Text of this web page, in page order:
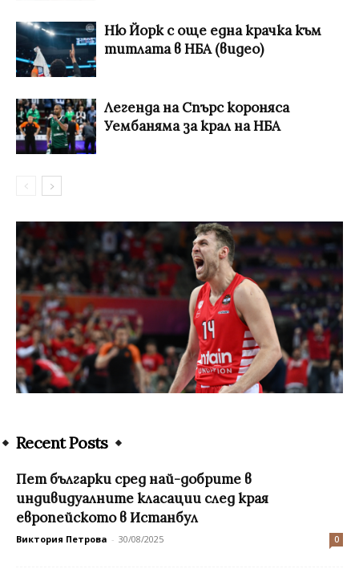
Ню Йорк с още една крачка към
титлата в НБА (видео)
Легенда на Спърс короняса
Уембаняма за крал на НБА
Recent Posts
Пет българки сред най-добрите в
индивидуалните класации след края
европейското в Истанбул
Виктория Петрова - 30/08/2025 0